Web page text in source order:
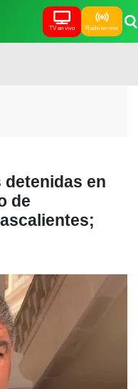
TV en vivo Radio en vivo
en
de